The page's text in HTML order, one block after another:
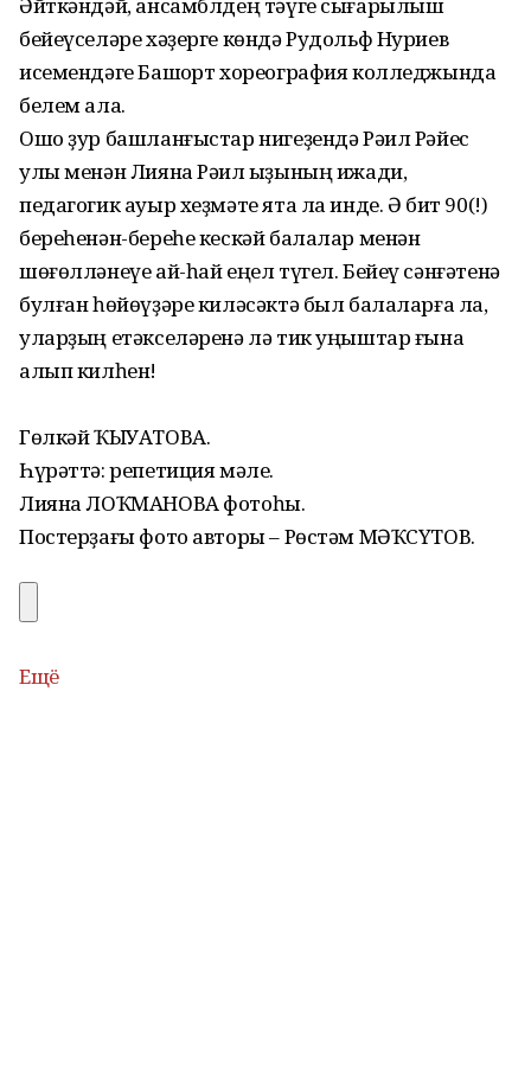
бейеүселәре хәҙерге көндә Рудольф Нуриев
исемендәге Башҡорт хореография колледжында
белем ала.
Ошо ҙур башланғыстар нигеҙендә Рәил Рәйес
улы менән Лияна Рәил ҡыҙының ижади,
педагогик ауыр хеҙмәте ята ла инде. Ә бит 90(!)
береһенән-береһе кескәй балалар менән
шөғөлләнеүе ай-һай еңел түгел. Бейеү сәнғәтенә
булған һөйөүҙәре киләсәктә был балаларға ла,
уларҙың етәкселәренә лә тик уңыштар ғына
алып килһен!
Гөлкәй ҠЫУАТОВА.
Һүрәттә: репетиция мәле.
Лияна ЛОҠМАНОВА фотоһы.
Постерҙағы фото авторы – Рөстәм МӘҠСҮТОВ.
Ещё